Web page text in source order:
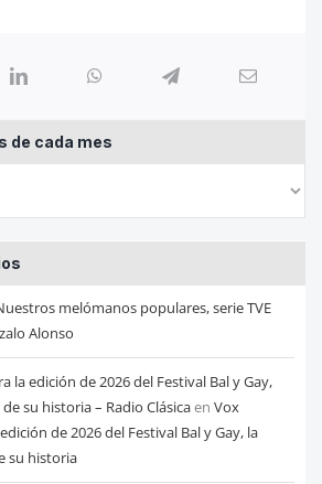
de cada mes
melómanos populares, serie TVE
Alonso
la edición de 2026 del Festival Bal y Gay,
su historia – Radio Clásicaen Vox
de 2026 del Festival Bal y Gay, la
su historia